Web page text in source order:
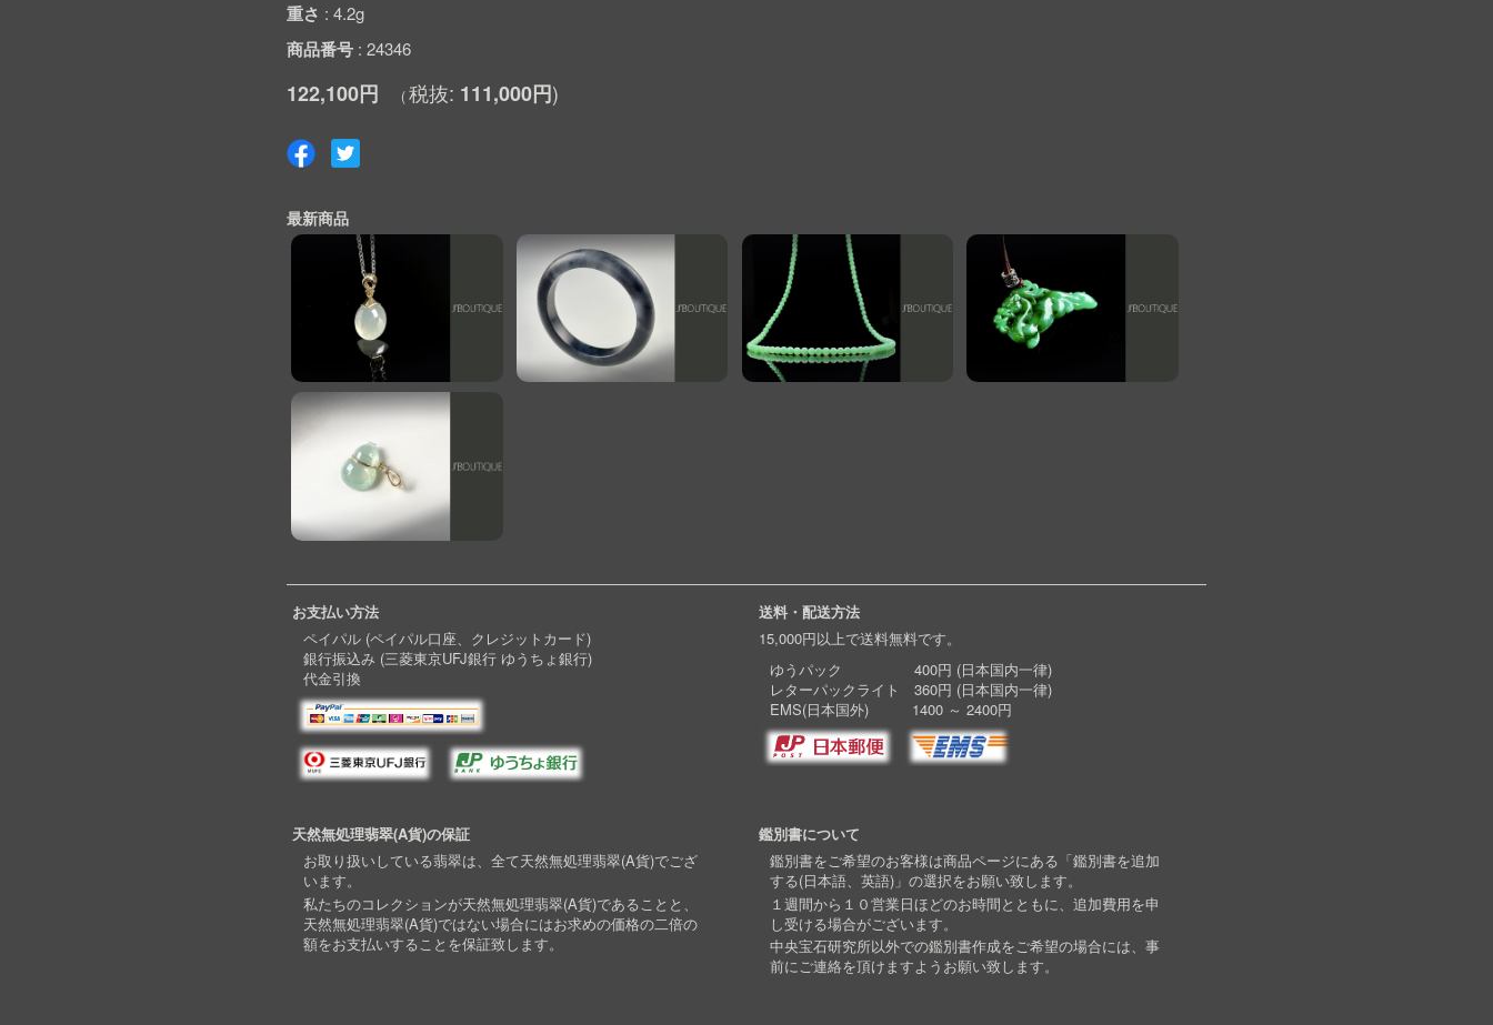
重さ 4.2g
商品番号 24346
122,100円 111,000円
最新商品
お支払い方法
ペイパル (ペイパル口座、クレジットカード)
銀行振込み (三菱東京UFJ銀行 ゆうちょ銀行)
代金引換
送料・配送方法
15,000円以上で送料無料です。
ゆうパック 400円 (日本国内一律)
レターパックライト 360円 (日本国内一律)
EMS(日本国外) 1400 ～ 2400円
天然無処理翡翠(A貨)の保証
お取り扱いしている翡翠は、全て天然無処理翡翠(A貨)でござ
います。
私たちのコレクションが天然無処理翡翠(A貨)であることと、
天然無処理翡翠(A貨)ではない場合にはお求めの価格の二倍の
額をお支払いすることを保証致します。
鑑別書について
鑑別書をご希望のお客様は商品ページにある「鑑別書を追加
する(日本語、英語)」の選択をお願い致します。
１週間から１０営業日ほどのお時間とともに、追加費用を申
し受ける場合がございます。
中央宝石研究所以外での鑑別書作成をご希望の場合には、事
前にご連絡を頂けますようお願い致します。